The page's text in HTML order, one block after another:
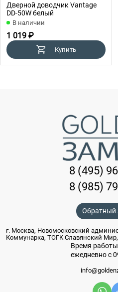
Дверной доводчик Vantage
DD-50W белый
В наличии
1 019 ₽
Купить
8 (495)
8 (985)
Обратный
г. Москва, Новомосковский
Коммунарка, ТОГК Славянский
Время
ежедневно с